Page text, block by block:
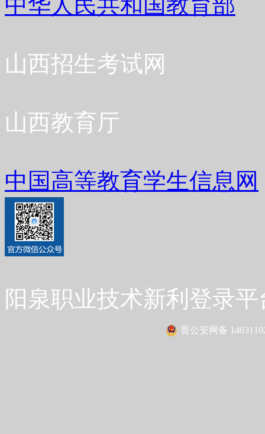
山西招生考试网
山西教育厅
中国高等教育学生信息网
阳泉职业技术新利登录
晋公安网备